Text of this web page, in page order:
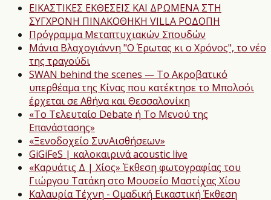
ΕΙΚΑΣΤΙΚΕΣ ΕΚΘΕΣΕΙΣ ΚΑΙ ΔΡΩΜΕΝΑ ΣΤΗ
ΣΥΓΧΡΟΝΗ ΠΙΝΑΚΟΘΗΚΗ VILLA ΡΟΔΟΠΗ
Πρόγραμμα Μεταπτυχιακών Σπουδών
Μάνια Βλαχογιάννη "Ο Έρωτας κι ο Χρόνος", το νέο
της τραγούδι
SWAN behind the scenes — Το Ακροβατικό
υπερθέαμα της Κίνας που κατέκτησε το Μπολσόι
έρχεται σε Αθήνα και Θεσσαλονίκη
«Το Τελευταίο Debate ή Το Μενού της
Επανάστασης»
«Ξενοδοχείο ΣυνΑισθήσεων»
GiGiFeS | καλοκαιρινά acoustic live
«Καρυάτις Δ | Χίος» Έκθεση φωτογραφίας του
Γιώργου Τατάκη στο Μουσείο Μαστίχας Χίου
Καλαυρία Τέχνη - Ομαδική Εικαστική Έκθεση